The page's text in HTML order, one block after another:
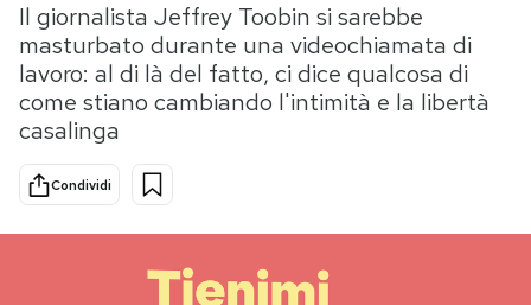
Tecnologia
Internet
Scienza
Cultura
Economia
Sport
Storie/Idee
Ok Boomer!
Media
Europa
Il giornalista Jeffrey Toobin si sarebbe
masturbato durante una videochiamata di
lavoro: al di là del fatto, ci dice qualcosa di
come stiano cambiando l'intimità e la libertà
casalinga
Condividi